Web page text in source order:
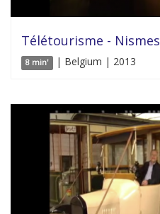
Télétourisme - Nismes
8 min' | Belgium | 2013